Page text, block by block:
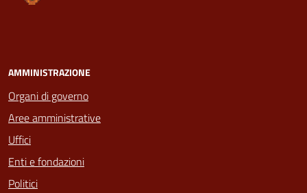
AMMINISTRAZIONE
Organi di governo
Aree amministrative
Uffici
Enti e fondazioni
Politici